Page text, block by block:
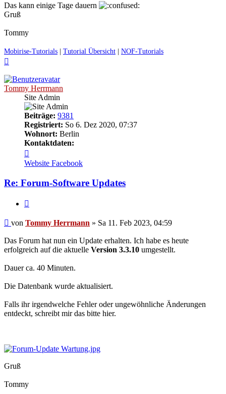
Das kann einige Tage dauern
Gruß
Tommy
Mobirise-Tutorials Tutorial Übersicht NOF-Tutorials
Tommy Herrmann
Site Admin
Beiträge: 9381
Registriert: So 6. Dez 2020, 07:37
Wohnort: Berlin
Kontaktdaten:
von
Tommy
Herrmann
Website Facebook
Re: Forum-Software Updates
Ungelesener
von Tommy Herrmann » Sa 11. Feb 2023, 04:59
Das Forum hat nun ein Update erhalten. Ich habe es heute
erfolgreich auf die aktuelle Version 3.3.10 umgestellt.
Dauer ca. 40 Minuten.
Die Datenbank wurde aktualisiert.
Falls ihr irgendwelche Fehler oder ungewöhnliche Änderungen
entdeckt, schreibt mir das bitte hier.
Gruß
Tommy